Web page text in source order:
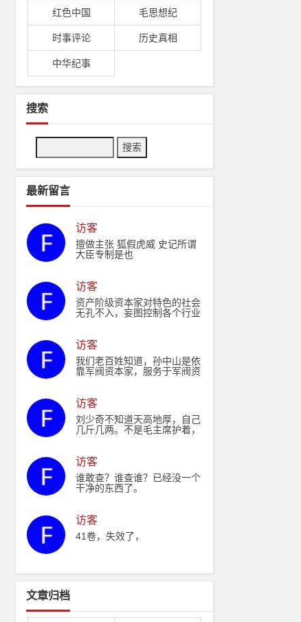
红色中国 毛思想纪
时事评论 历史真相
中华纪事
搜索
最新留言
访客
擅做主张 狐假虎威 史记所谓
大臣专制是也
访客
资产阶级资本家对特色的社会
无孔不入，妄图控制各个行业
访客
我们老百姓知道，孙中山是依
靠军阀资本家，服务于军阀资
访客
刘少奇不知道天高地厚，自己
几斤几两。不是毛主席护着，
访客
谁敢查？谁查谁？已经没一个
干净的东西了。
访客
41卷，失效了，
文章归档